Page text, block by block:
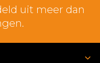
uit meer dan